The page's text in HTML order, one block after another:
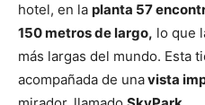
hotel, en la planta 57
150 metros de largo, lo que
más largas del mundo. Esta
acompañada de unavista